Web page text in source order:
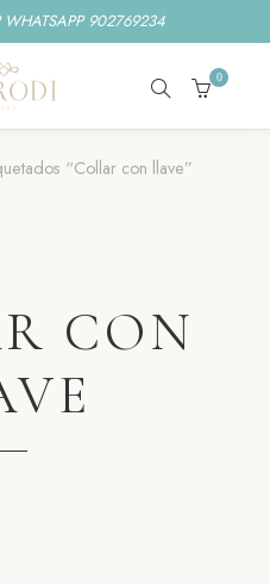
WHATSAPP 902769234
SEARCH
0
“Collar con llave”
CON